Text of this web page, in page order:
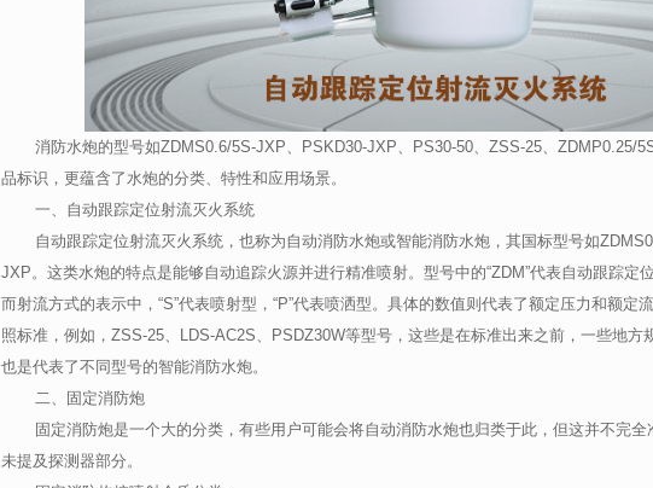
消防水炮的型号如ZDMS0.6/5S-JXP、 PSKD30-JXP、 PS30-50、 ZSS-25、 ZDMP0.25/
品标识，更蕴含了水炮的分类、特性和应用场景。
一、自动跟踪定位射流灭火系统
自动跟踪定位射流灭火系统，也称为自动消防水炮或智能消防水炮，其国标型号如
JXP。这类水炮的特点是能够自动追踪火源并进行精准喷射。型号中的“ZDM”代表自动跟踪定
而射流方式的表示中，“S”代表喷射型，“P”代表喷洒型。 具体的数值则代表了额定压力和额定
照标准， 例如， ZSS-25、 LDS-AC2S、 PSDZ30W等型号， 这些是在标准出来之前，一些地方
也是代表了不同型号的智能消防水炮。
二、固定消防炮
固定消防炮是一个大的分类，有些用户可能会将自动消防水炮也归类于此，但这并不完
未提及探测器部分。